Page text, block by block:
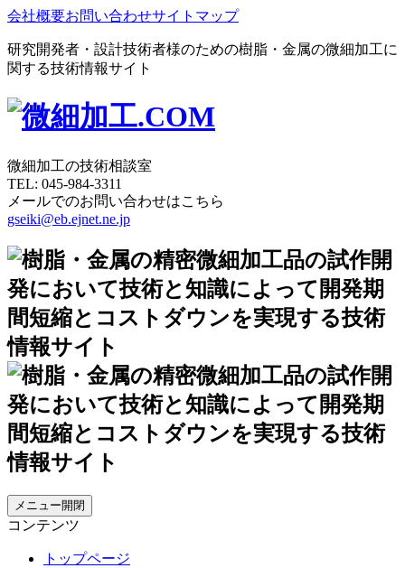
会社概要お問い合わせサイトマップ
研究開発者・設計技術者様のための樹脂・金属の微細加工に
関する技術情報サイト
微細加工の技術相談室
TEL: 045-984-3311
メールでのお問い合わせはこちら
gseiki@eb.ejnet.ne.jp
メニュー開閉
コンテンツ
トップページ